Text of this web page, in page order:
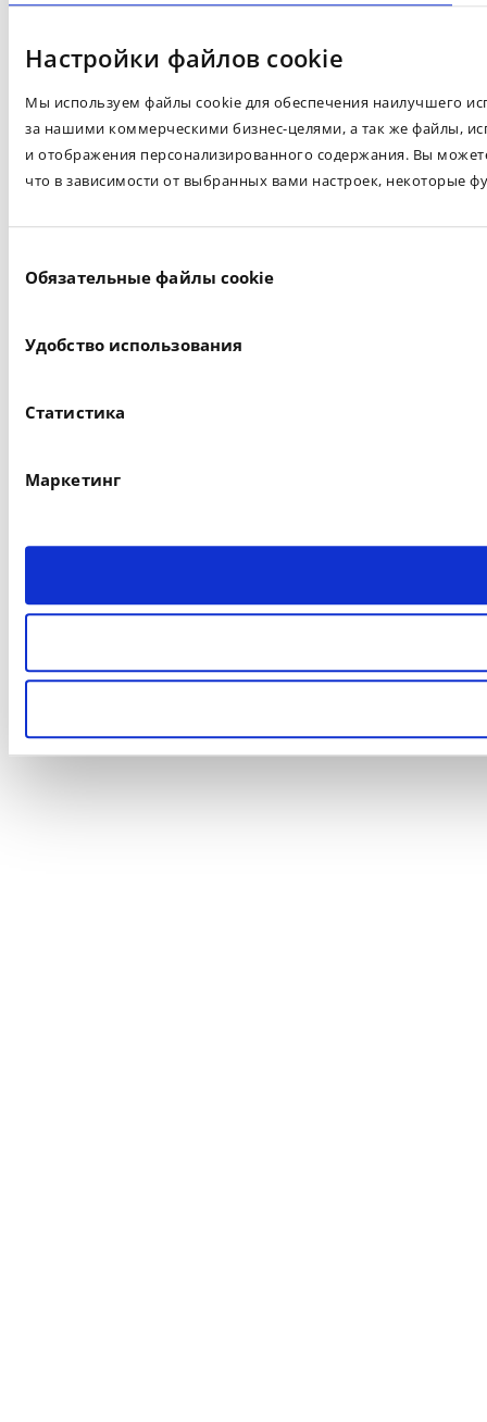
Настройки файлов cookie
Мы используем файлы cookie для обеспечения наилучшего
за нашими коммерческими бизнес-целями, а так же файлы,
и отображения персонализированного содержания. Вы
что в зависимости от выбранных вами настроек, некоторые
согласия
Обязательные файлы cookie
Удобство использования
Статистика
Маркетинг